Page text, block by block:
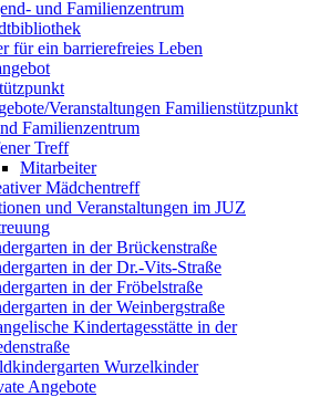
und Familienzentrum
für ein barrierefreies Leben
Veranstaltungen Familienstützpunkt
Familienzentrum
Treff
Mitarbeiter
Mädchentreff
und Veranstaltungen im JUZ
in der Brückenstraße
in der Dr.-Vits-Straße
in der Fröbelstraße
in der Weinbergstraße
Kindertagesstätte in der
Wurzelkinder
Angebote